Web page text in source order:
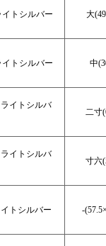
イトシルバー 大
イトシルバー 中
イトシルバ
二寸
イトシルバ
寸六
トシルバー